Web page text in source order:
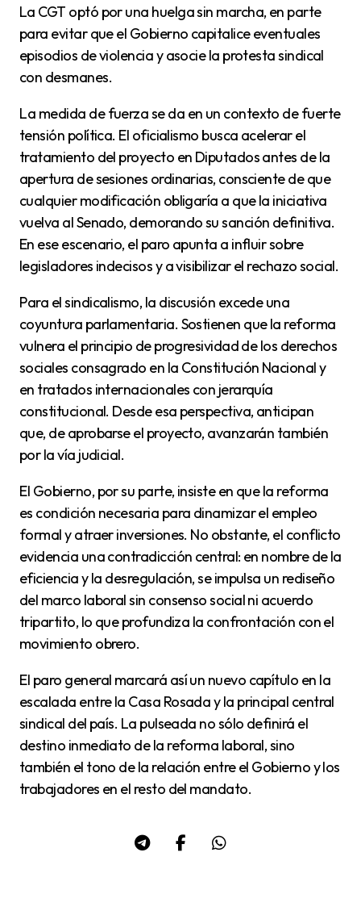
La CGT optó por una huelga sin marcha, en parte
para evitar que el Gobierno capitalice eventuales
episodios de violencia y asocie la protesta sindical
con desmanes.
La medida de fuerza se da en un contexto de fuerte
tensión política. El oficialismo busca acelerar el
tratamiento del proyecto en Diputados antes de la
apertura de sesiones ordinarias, consciente de que
cualquier modificación obligaría a que la iniciativa
vuelva al Senado, demorando su sanción definitiva.
En ese escenario, el paro apunta a influir sobre
legisladores indecisos y a visibilizar el rechazo social.
Para el sindicalismo, la discusión excede una
coyuntura parlamentaria. Sostienen que la reforma
vulnera el principio de progresividad de los derechos
sociales consagrado en la Constitución Nacional y
en tratados internacionales con jerarquía
constitucional. Desde esa perspectiva, anticipan
que, de aprobarse el proyecto, avanzarán también
por la vía judicial.
El Gobierno, por su parte, insiste en que la reforma
es condición necesaria para dinamizar el empleo
formal y atraer inversiones. No obstante, el conflicto
evidencia una contradicción central: en nombre de la
eficiencia y la desregulación, se impulsa un rediseño
del marco laboral sin consenso social ni acuerdo
tripartito, lo que profundiza la confrontación con el
movimiento obrero.
El paro general marcará así un nuevo capítulo en la
escalada entre la Casa Rosada y la principal central
sindical del país. La pulseada no sólo definirá el
destino inmediato de la reforma laboral, sino
también el tono de la relación entre el Gobierno y los
trabajadores en el resto del mandato.